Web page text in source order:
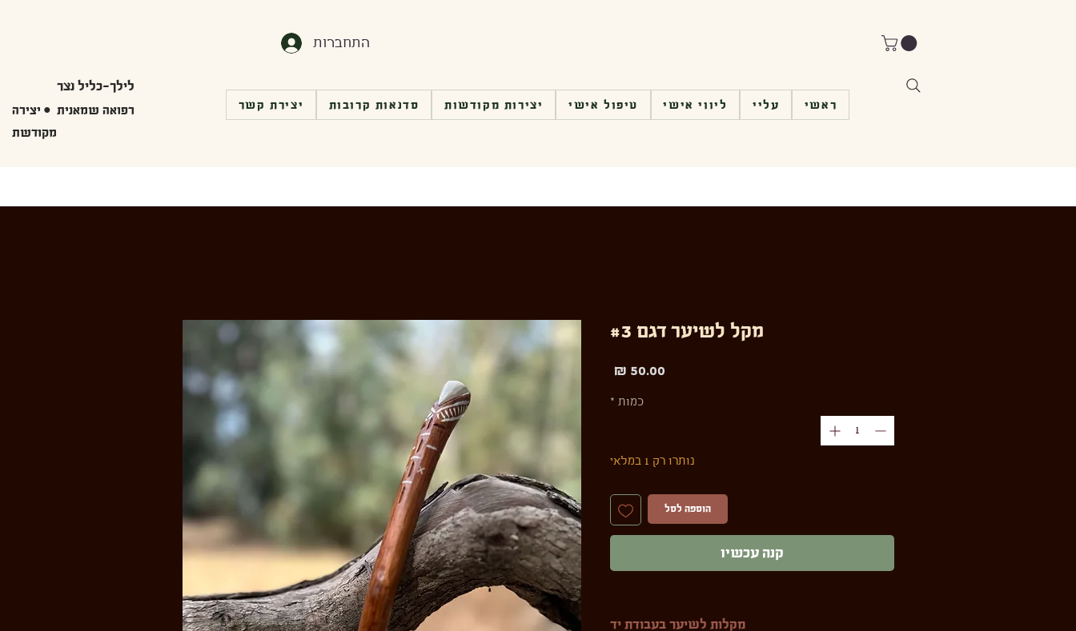
לילך-כליל נצר
רפואה שמאנית • יצירה
מקודשת
התחברות
ראשי עליי ליווי אישי טיפול אישי יצירות מקודשות סדנאות קרובות יצירת קשר
מקל לשיער דגם #3
מחיר
כמות *
נותרו רק 1 במלאי
הוספה לסל
קנה עכשיו
מקלות לשיער בעבודת יד